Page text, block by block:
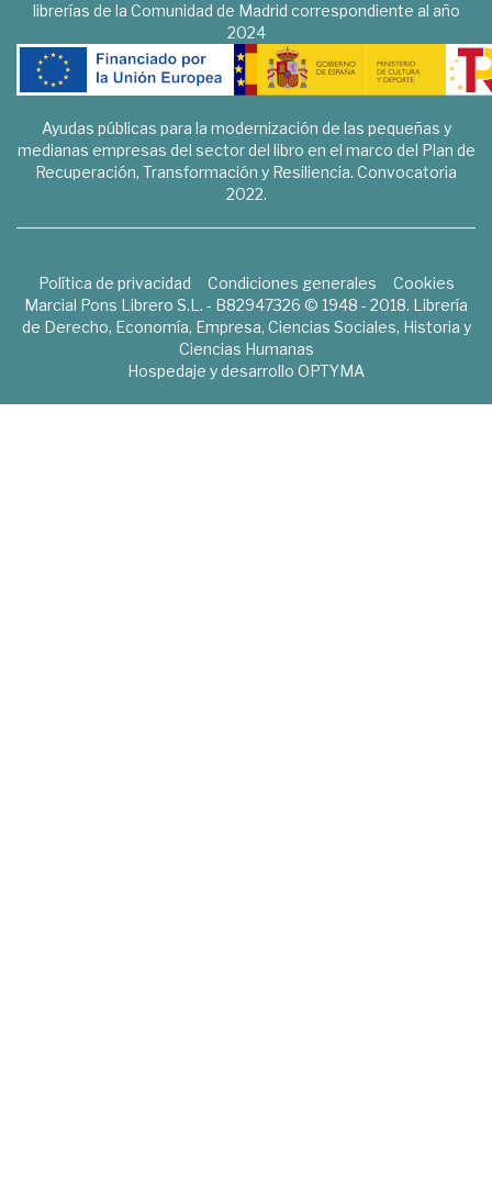
librerías de la Comunidad de Madrid correspondiente al año
2024
Ayudas públicas para la modernización de las pequeñas y
medianas empresas del sector del libro en el marco del Plan de
Recuperación, Transformación y Resiliencia. Convocatoria
2022.
Política de privacidad Condiciones generales
Cookies
Marcial Pons Librero S.L. - B82947326 © 1948 - 2018. Librería
de Derecho, Economía, Empresa, Ciencias Sociales, Historia y
Ciencias Humanas
Hospedaje y desarrollo OPTYMA